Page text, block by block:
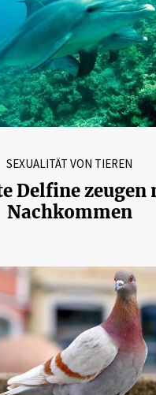
SEXUALITÄT VON TIEREN
Delfine zeugen
Nachkommen